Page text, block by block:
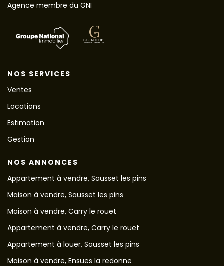
Agence membre du GNI
NOS SERVICES
Ventes
Locations
Estimation
Gestion
NOS ANNONCES
Appartement à vendre, Sausset les pins
Maison à vendre, Sausset les pins
Maison à vendre, Carry le rouet
Appartement à vendre, Carry le rouet
Appartement à louer, Sausset les pins
Maison à vendre, Ensues la redonne